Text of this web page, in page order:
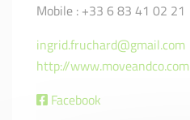
Mobile : +33 6 83 41 02 21
ingrid.fruchard@gmail.com
http://www.moveandco.com
Facebook